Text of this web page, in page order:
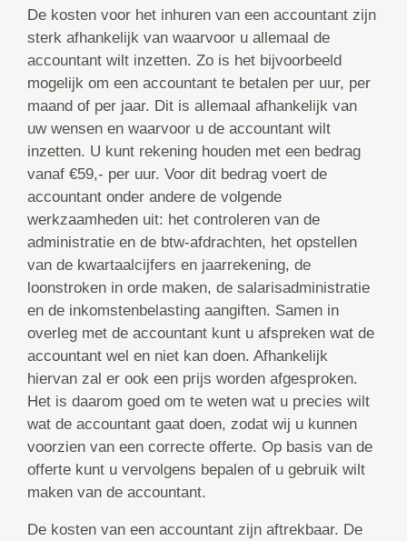
De kosten voor het inhuren van een accountant zijn
sterk afhankelijk van waarvoor u allemaal de
accountant wilt inzetten. Zo is het bijvoorbeeld
mogelijk om een accountant te betalen per uur, per
maand of per jaar. Dit is allemaal afhankelijk van
uw wensen en waarvoor u de accountant wilt
inzetten. U kunt rekening houden met een bedrag
vanaf €59,- per uur. Voor dit bedrag voert de
accountant onder andere de volgende
werkzaamheden uit: het controleren van de
administratie en de btw-afdrachten, het opstellen
van de kwartaalcijfers en jaarrekening, de
loonstroken in orde maken, de salarisadministratie
en de inkomstenbelasting aangiften. Samen in
overleg met de accountant kunt u afspreken wat de
accountant wel en niet kan doen. Afhankelijk
hiervan zal er ook een prijs worden afgesproken.
Het is daarom goed om te weten wat u precies wilt
wat de accountant gaat doen, zodat wij u kunnen
voorzien van een correcte offerte. Op basis van de
offerte kunt u vervolgens bepalen of u gebruik wilt
maken van de accountant.
De kosten van een accountant zijn aftrekbaar. De